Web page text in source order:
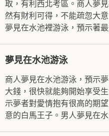
取，有利西北考區。商人夢
然有財利可得，不能疏忽大
夢見在水池裡游泳，預示著
夢見在水池游泳
商人夢見在水池游泳，預示
大錢，很快就能夠開始享受
示夢者對愛情抱有很高的期
意的白馬王子。男人夢見在